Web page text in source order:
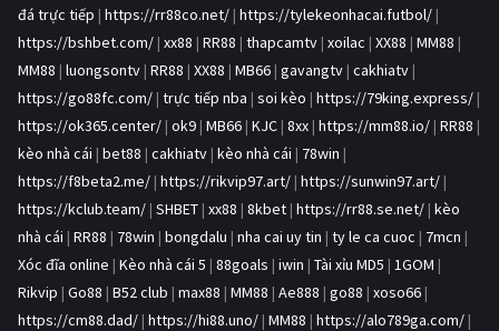
đá trực tiếp | https://rr88co.net/ | https://tylekeonhacai.futbol/ |
https://bshbet.com/ | xx88 | RR88 | thapcamtv | xoilac | XX88 | MM88 |
MM88 | luongsontv | RR88 | XX88 | MB66 | gavangtv | cakhiatv |
https://go88fc.com/ | trực tiếp nba | soi kèo | https://79king.express/ |
https://ok365.center/ | ok9 | MB66 | KJC | 8xx | https://mm88.io/ | RR88 |
kèo nhà cái | bet88 | cakhiatv | kèo nhà cái | 78win |
https://f8beta2.me/ | https://rikvip97.art/ | https://sunwin97.art/ |
https://kclub.team/ | SHBET | xx88 | 8kbet | https://rr88.se.net/ | kèo
nhà cái | RR88 | 78win | bongdalu | nha cai uy tin | ty le ca cuoc | 7mcn |
Xóc đĩa online | Kèo nhà cái 5 | 88goals | iwin | Tài xỉu MD5 | 1GOM |
Rikvip | Go88 | B52 club | max88 | MM88 | Ae888 | go88 | xoso66 |
https://cm88.dad/ | https://hi88.uno/ | MM88 | https://alo789ga.com/ |